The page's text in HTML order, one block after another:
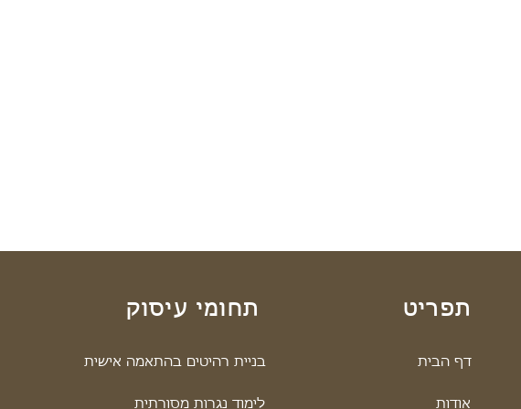
תחומי עיסוק
בניית רהיטים בהתאמה אישית
לימוד נגרות מסורתית
תפריט
דף הבית
אודות